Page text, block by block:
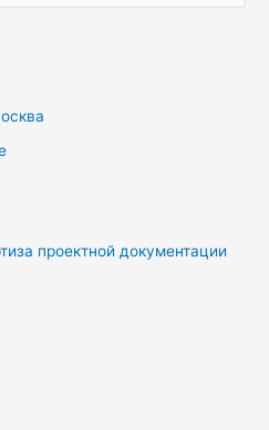
проектной документации